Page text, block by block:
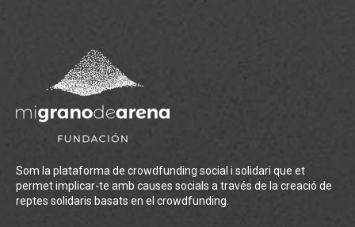
Som la plataforma de crowdfunding social i solidari que et
permet implicar-te amb causes socials a través de la creació de
reptes solidaris basats en el crowdfunding.